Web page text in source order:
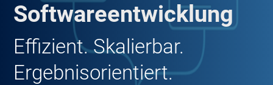
Softwareentwicklung
Effizient. Skalierbar.
Ergebnisorientiert.